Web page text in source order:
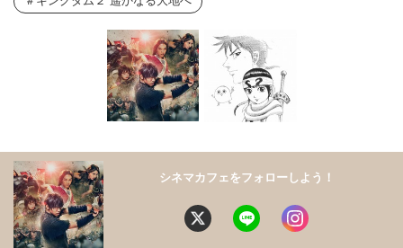
シネマカフェをフォローしよう！